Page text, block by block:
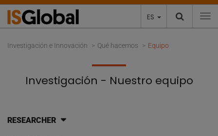
ES
Investigación e Innovación Qué hacemos Equipo
Investigación - Nuestro equipo
RESEARCHER